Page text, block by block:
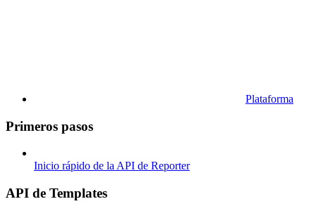
Plataforma
Primeros pasos
Inicio rápido de la API de Reporter
API de Templates